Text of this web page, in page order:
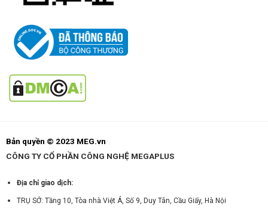
Bản quyền © 2023 MEG.vn
CÔNG TY CỔ PHẦN CÔNG NGHỆ MEGAPLUS
Địa chỉ giao dịch:
TRỤ SỞ: Tầng 10, Tòa nhà Việt Á, Số 9, Duy Tân, Cầu Giấy, Hà Nội